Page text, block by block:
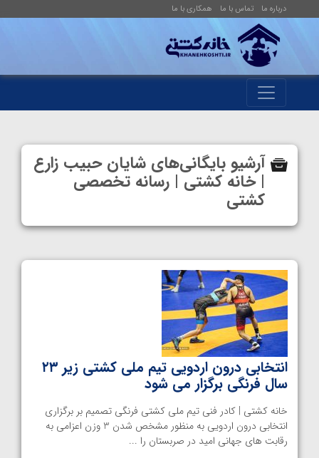
درباره ما تماس با ما همکاری با ما
آرشیو بایگانی‌های شایان حبیب زارع
| خانه کشتی | رسانه تخصصی
کشتی
انتخابی درون اردویی تیم ملی کشتی زیر ۲۳
سال فرنگی برگزار می شود
خانه کشتی | کادر فنی تیم ملی کشتی فرنگی تصمیم بر برگزاری
انتخابی درون اردویی به منظور مشخص شدن 3 وزن اعزامی به
رقابت های جهانی امید در صربستان را ...